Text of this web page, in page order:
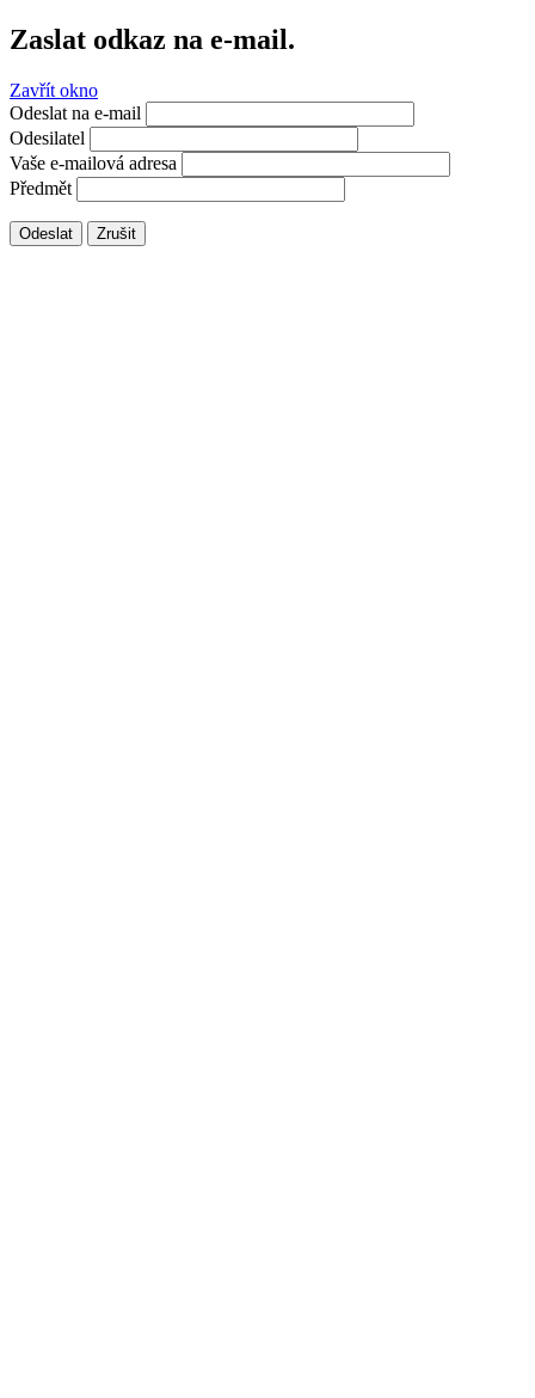
Zaslat odkaz na e-mail.
Zavřít okno
Odeslat na e-mail
Odesilatel
Vaše e-mailová adresa
Předmět
Odeslat Zrušit